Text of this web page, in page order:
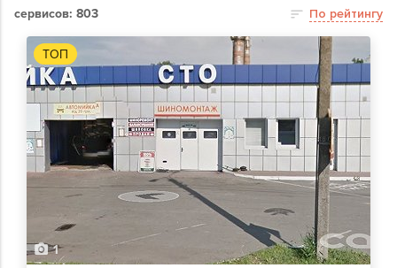
сервисов: 803 По рейтингу
ТОП
1